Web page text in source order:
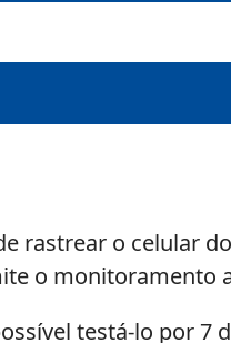
rastrear o celular
o monitoramento
testá-lo por